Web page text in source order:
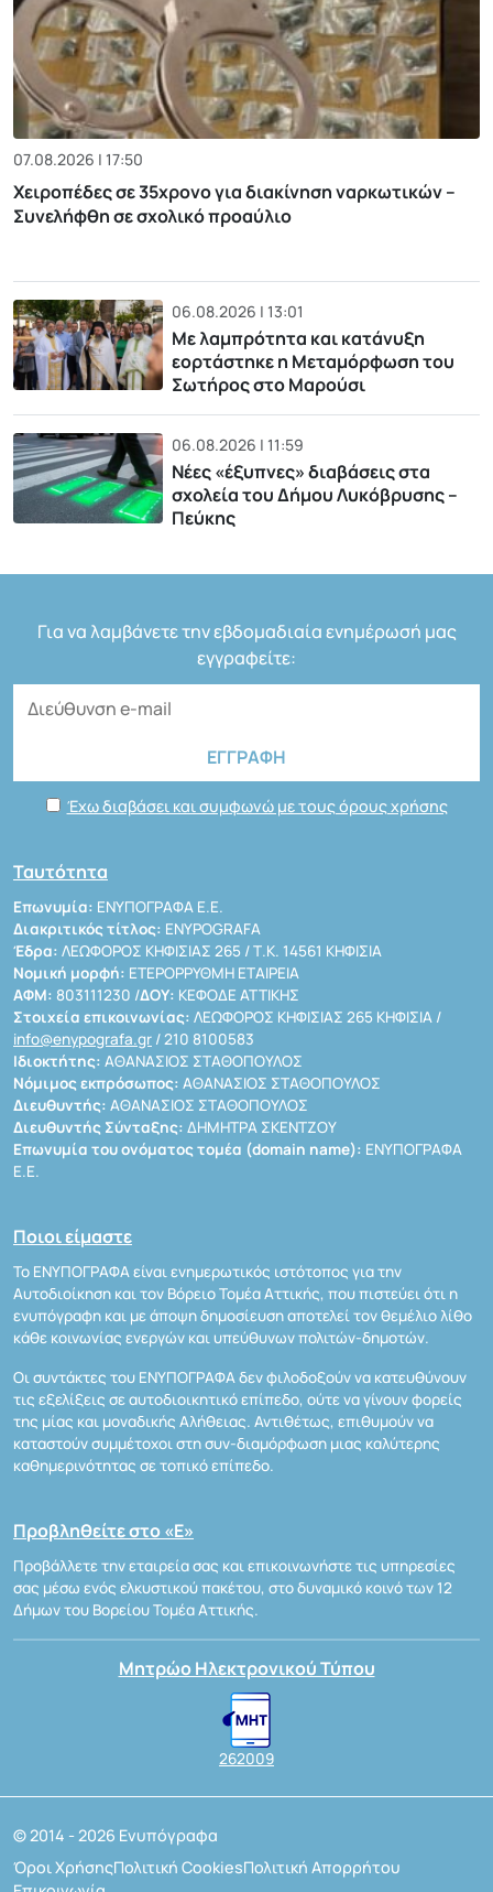
07.08.2026 | 17:50
Χειροπέδες σε 35χρονο για διακίνηση ναρκωτικών –
Συνελήφθη σε σχολικό προαύλιο
06.08.2026 | 13:01
Με λαμπρότητα και κατάνυξη
εορτάστηκε η Μεταμόρφωση του
Σωτήρος στο Μαρούσι
06.08.2026 | 11:59
Νέες «έξυπνες» διαβάσεις στα
σχολεία του Δήμου Λυκόβρυσης –
Πεύκης
Για να λαμβάνετε την εβδομαδιαία ενημέρωσή μας
εγγραφείτε:
Έχω διαβάσει και συμφωνώ με τους όρους χρήσης
Ταυτότητα
Επωνυμία: ΕΝΥΠΟΓΡΑΦΑ Ε.Ε.
Διακριτικός τίτλος: ENYPOGRAFA
Έδρα: ΛΕΩΦΟΡΟΣ ΚΗΦΙΣΙΑΣ 265 / Τ.Κ. 14561 ΚΗΦΙΣΙΑ
Νομική μορφή: ΕΤΕΡΟΡΡΥΘΜΗ ΕΤΑΙΡΕΙΑ
ΑΦΜ: 803111230 /ΔΟΥ: ΚΕΦΟΔΕ ΑΤΤΙΚΗΣ
Στοιχεία επικοινωνίας: ΛΕΩΦΟΡΟΣ ΚΗΦΙΣΙΑΣ 265 ΚΗΦΙΣΙΑ /
info@enypografa.gr / 210 8100583
Ιδιοκτήτης: ΑΘΑΝΑΣΙΟΣ ΣΤΑΘΟΠΟΥΛΟΣ
Νόμιμος εκπρόσωπος: ΑΘΑΝΑΣΙΟΣ ΣΤΑΘΟΠΟΥΛΟΣ
Διευθυντής: ΑΘΑΝΑΣΙΟΣ ΣΤΑΘΟΠΟΥΛΟΣ
Διευθυντής Σύνταξης: ΔΗΜΗΤΡΑ ΣΚΕΝΤΖΟΥ
Επωνυμία του ονόματος τομέα (domain name): ΕΝΥΠΟΓΡΑΦΑ
Ε.Ε.
Ποιοι είμαστε
Το ΕΝΥΠΟΓΡΑΦΑ είναι ενημερωτικός ιστότοπος για την
Αυτοδιοίκηση και τον Βόρειο Τομέα Αττικής, που πιστεύει ότι η
ενυπόγραφη και με άποψη δημοσίευση αποτελεί τον θεμέλιο λίθο
κάθε κοινωνίας ενεργών και υπεύθυνων πολιτών-δημοτών.
Οι συντάκτες του ΕΝΥΠΟΓΡΑΦΑ δεν φιλοδοξούν να κατευθύνουν
τις εξελίξεις σε αυτοδιοικητικό επίπεδο, ούτε να γίνουν φορείς
της μίας και μοναδικής Αλήθειας. Αντιθέτως, επιθυμούν να
καταστούν συμμέτοχοι στη συν-διαμόρφωση μιας καλύτερης
καθημερινότητας σε τοπικό επίπεδο.
Προβληθείτε στο «Ε»
Προβάλλετε την εταιρεία σας και επικοινωνήστε τις υπηρεσίες
σας μέσω ενός ελκυστικού πακέτου, στο δυναμικό κοινό των 12
Δήμων του Βορείου Τομέα Αττικής.
Μητρώο Ηλεκτρονικού Τύπου
262009
© 2014 - 2026 Ενυπόγραφα
Όροι ΧρήσηςΠολιτική CookiesΠολιτική Απορρήτου